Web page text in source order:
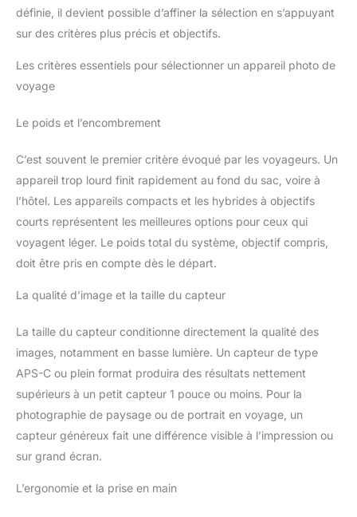
définie, il devient possible d’affiner la sélection en s’appuyant
sur des critères plus précis et objectifs.
Les critères essentiels pour sélectionner un appareil photo de
voyage
Le poids et l’encombrement
C’est souvent le premier critère évoqué par les voyageurs. Un
appareil trop lourd finit rapidement au fond du sac, voire à
l’hôtel. Les appareils compacts et les hybrides à objectifs
courts représentent les meilleures options pour ceux qui
voyagent léger. Le poids total du système, objectif compris,
doit être pris en compte dès le départ.
La qualité d’image et la taille du capteur
La taille du capteur conditionne directement la qualité des
images, notamment en basse lumière. Un capteur de type
APS-C ou plein format produira des résultats nettement
supérieurs à un petit capteur 1 pouce ou moins. Pour la
photographie de paysage ou de portrait en voyage, un
capteur généreux fait une différence visible à l’impression ou
sur grand écran.
L’ergonomie et la prise en main